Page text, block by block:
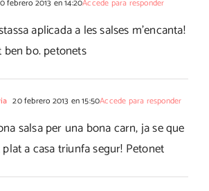
febrero 2013 en 14:20Accede para responder
aplicada a les salses m'encanta!
ben bo. petonets
20 febrero 2013 en 15:50Accede para responder
salsa per una bona carn, ja se que
a casa triunfa segur! Petonet